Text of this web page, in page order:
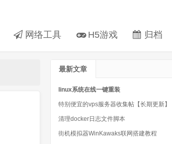
网络工具 H5游戏 归档
最新文章
linux系统在线一键重装
特别便宜的vps服务器收集帖【长期更新】
清理docker日志文件脚本
街机模拟器WinKawaks联网搭建教程